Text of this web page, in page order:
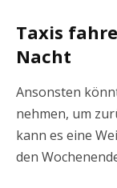
Taxis
Nacht
Ansonsten
nehmen, um
kann es eine
den